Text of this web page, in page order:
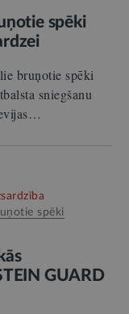
spēki
bruņotie spēki
sniegšanu
spēki
GUARD